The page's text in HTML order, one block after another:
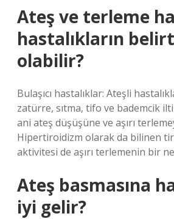
Ateş ve terleme
hastalıkların
olabilir?
Bulaşıcı hastalıklar: Ateşli
zatürre, sıtma, tifo ve bademcik
ani ateş düşüşüne ve aşırı
Hipertiroidizm olarak da bilinen
aktivitesi de aşırı terlemenin bir
Ateş basmasına
iyi gelir?